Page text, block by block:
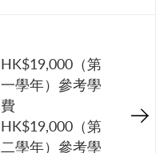
HK$19,000（第
一學年）參考學
費
HK$19,000（第
二學年）參考學